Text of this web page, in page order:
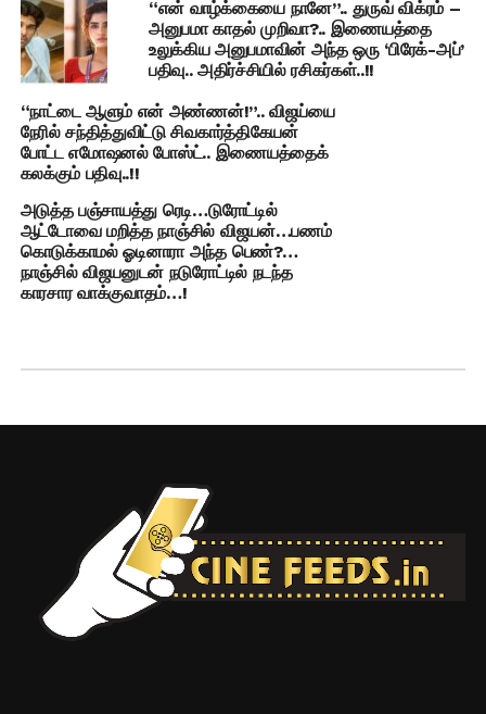
“என் வாழ்க்கையை நானே”.. துருவ் விக்ரம் –
அனுபமா காதல் முறிவா?.. இணையத்தை
உலுக்கிய அனுபமாவின் அந்த ஒரு ‘பிரேக்-அப்’
பதிவு.. அதிர்ச்சியில் ரசிகர்கள்..!!
“நாட்டை ஆளும் என் அண்ணன்!”.. விஜய்யை
நேரில் சந்தித்துவிட்டு சிவகார்த்திகேயன்
போட்ட எமோஷனல் போஸ்ட்.. இணையத்தைக்
கலக்கும் பதிவு..!!
அடுத்த பஞ்சாயத்து ரெடி…டுரோட்டில்
ஆட்டோவை மறித்த நாஞ்சில் விஜயன்…பணம்
கொடுக்காமல் ஓடினாரா அந்த பெண்?…
நாஞ்சில் விஜயனுடன் நடுரோட்டில் நடந்த
காரசார வாக்குவாதம்…!